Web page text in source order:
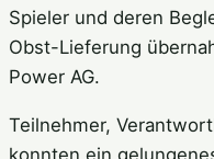
Spieler und deren
Obst-Lieferung
Power AG.
Teilnehmer,
konnten ein